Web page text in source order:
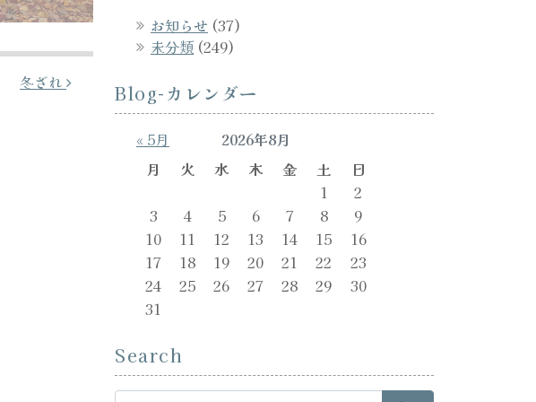
冬ざれ
お知らせ (37)
未分類 (249)
Blog-カレンダー
2026年8月
月
火 水 木 金 土
日
1
2
3
4 5 6 7 8
9
10
11 12 13 14 15
16
17
18 19 20 21 22
23
24
25 26 27 28 29
30
31
« 5月
Search